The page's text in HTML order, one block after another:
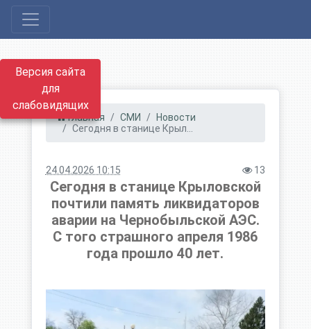
Версия сайта
для
слабовидящих
Главная СМИ
Новости
Сегодня в станице Крыл...
24.04.2026 10:15 13
Сегодня в станице Крыловской
почтили память ликвидаторов
аварии на Чернобыльской АЭС.
С того страшного апреля 1986
года прошло 40 лет.